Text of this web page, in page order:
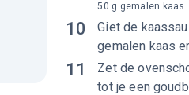
10
Giet de
gemalen kaas
50 g gemalen kaas
11
Zet de
tot je een